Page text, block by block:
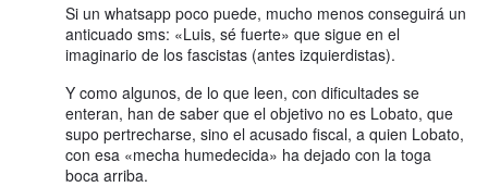
Si un whatsapp poco puede, mucho menos conseguirá un
anticuado sms: «Luis, sé fuerte» que sigue en el
imaginario de los fascistas (antes izquierdistas).
Y como algunos, de lo que leen, con dificultades se
enteran, han de saber que el objetivo no es Lobato, que
supo pertrecharse, sino el acusado fiscal, a quien Lobato,
con esa «mecha humedecida» ha dejado con la toga
boca arriba.